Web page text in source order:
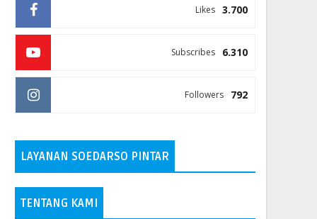
3.700
Likes
6.310
Subscribes
792
Followers
LAYANAN SOEDARSO PINTAR
TENTANG KAMI